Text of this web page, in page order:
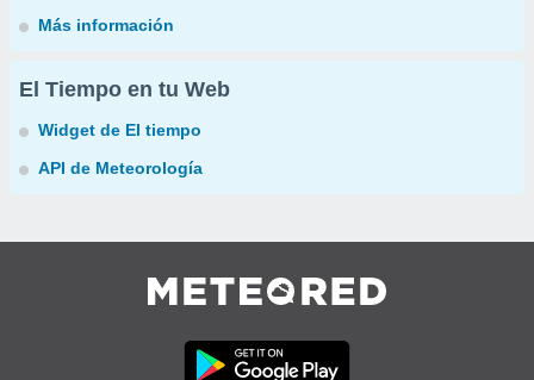
Más información
El Tiempo en tu Web
Widget de El tiempo
API de Meteorología